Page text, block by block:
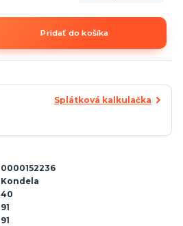
Pridať do košíka
Splátková kalkulačka
0000152236
Kondela
40
91
91